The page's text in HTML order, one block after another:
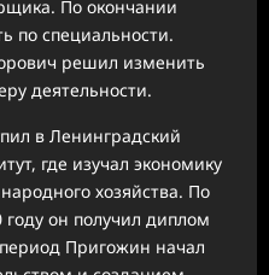
По окончании
по специальности.
решил изменить
деятельности.
в Ленинградский
где изучал экономику
хозяйства. По
году он получил диплом
Пригожин начал